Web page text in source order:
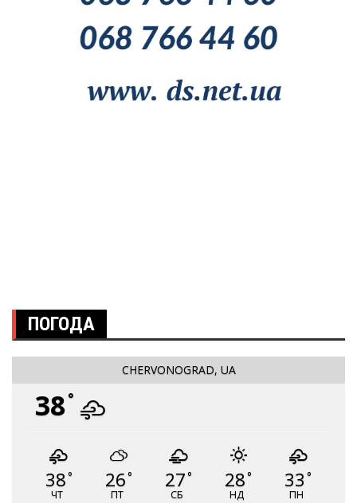
ПОГОДА
CHERVONOGRAD, UA
38°
38°
ЧТ
26°
ПТ
27°
СБ
28°
НД
33 °
ПН